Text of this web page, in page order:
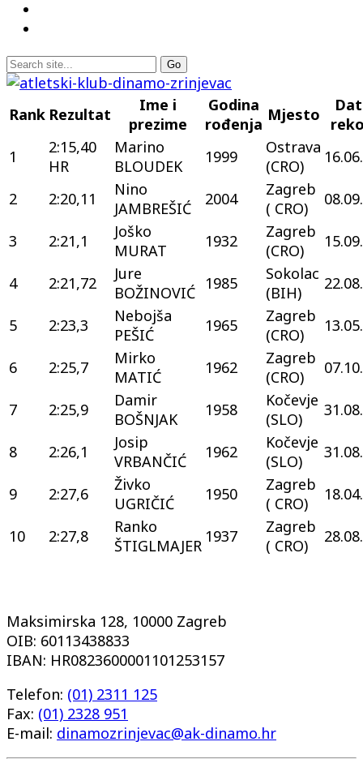
Rank Rezultat
Ime i
prezime
Godina
rođenja Mjesto
1
2:15,40
HR
Marino
BLOUDEK
1999
Ostrava
(CRO)
2 2:20,11
Nino
JAMBREŠIĆ
2004
Zagreb
( CRO)
3 2:21,1
Joško
MURAT
1932
Zagreb
(CRO)
4 2:21,72
Jure
BOŽINOVIĆ 1985
Sokolac
(BIH)
5 2:23,3
Nebojša
PEŠIĆ
1965
Zagreb
(CRO)
6 2:25,7
Mirko
MATIĆ
1962
Zagreb
(CRO)
7 2:25,9
Damir
BOŠNJAK
1958
Kočevje
(SLO)
8 2:26,1
Josip
VRBANČIĆ
1962
Kočevje
(SLO)
9 2:27,6
Živko
UGRIČIĆ
1950
Zagreb
( CRO)
10 2:27,8
Ranko
ŠTIGLMAJER 1937
Zagreb
( CRO)
Maksimirska 128, 10000 Zagreb
OIB: 60113438833
IBAN: HR0823600001101253157
Telefon: (01) 2311 125
Fax: (01) 2328 951
E-mail: dinamozrinjevac@ak-dinamo.hr